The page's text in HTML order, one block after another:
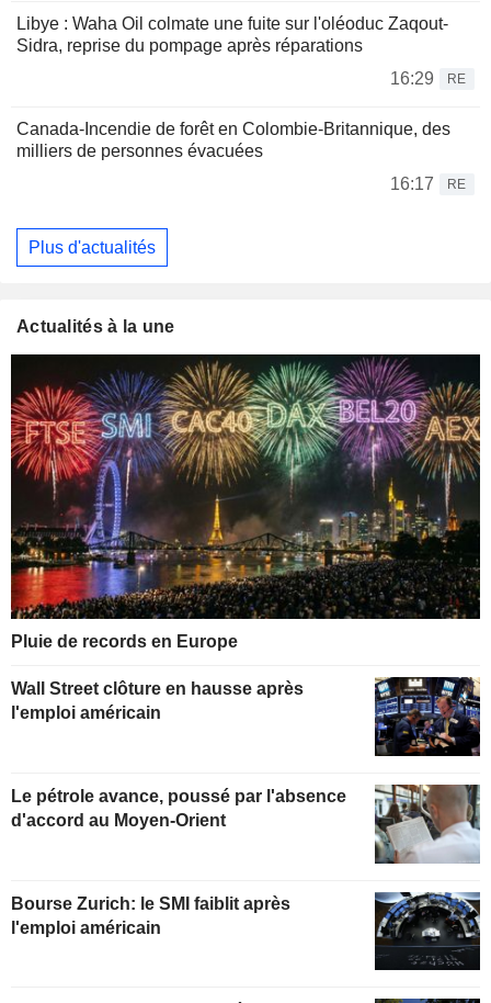
Libye : Waha Oil colmate une fuite sur l'oléoduc Zaqout-
Sidra, reprise du pompage après réparations
16:29
RE
Canada-Incendie de forêt en Colombie-Britannique, des
milliers de personnes évacuées
16:17
RE
Plus d'actualités
Actualités à la une
Pluie de records en Europe
Wall Street clôture en hausse après
l'emploi américain
Le pétrole avance, poussé par l'absence
d'accord au Moyen-Orient
Bourse Zurich: le SMI faiblit après
l'emploi américain